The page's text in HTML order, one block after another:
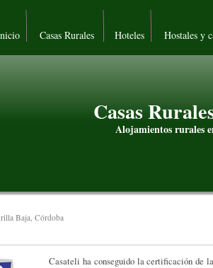
Casas Rurales Hoteles Hostales y
Casas
Alojamientos rurales
Baja, Córdoba
Casateli ha conseguido la certificación de